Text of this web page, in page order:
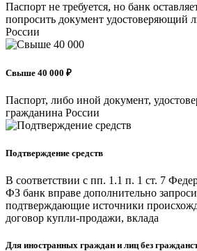
Паспорт не требуется, но банк
попросить документ удостоверяющий
России
Свыше 40 000 ₽
Паспорт, либо иной документ,
гражданина России
Подтверждение средств
В соответствии с пп. 1.1 п. 1 ст. 7
ФЗ банк вправе дополнительно
подтверждающие источники
договор купли-продажи, вклада
Для иностранных граждан и лиц без